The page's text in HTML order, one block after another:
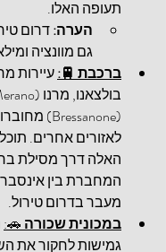
תעופה האלו.
הערה: דרום
גם מוונציה
ברכבת 🚆: עיירות
בולצאנו, מרנו (
(
Bressanone
)
לאזורים אחרים.
האלה דרך מסילת
המחברת בין
מעבר בדרום טירול.
במכונית שכורה 🚗:
גמישות לחקור את